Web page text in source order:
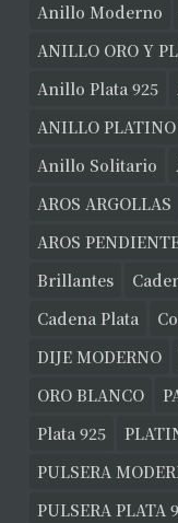
Anillo Moderno
ANILLO ORO Y
Anillo Plata 925
ANILLO PLATINO
Anillo Solitario
AROS ARGOLLAS
AROS
Brillantes
Cadena Plata
DIJE MODERNO
ORO BLANCO
Plata 925
PULSERA
PULSERA PLATA